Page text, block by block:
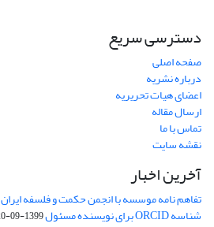
دسترسی سریع
صفحه اصلی
درباره نشریه
اعضای هیات تحریریه
ارسال مقاله
تماس با ما
نقشه سایت
آخرین اخبار
تفاهم نامه موسسه با انجمن حکمت و فلسفه ایران
شناسه ORCID برای نویسنده مسئول 1399-09-20